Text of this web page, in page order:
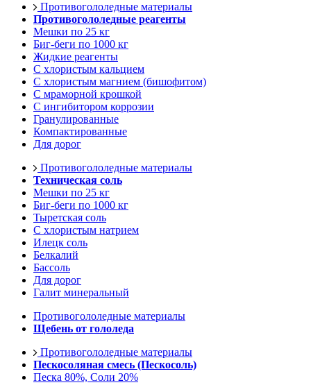
Противогололедные материалы
Противогололедные реагенты
Мешки по 25 кг
Биг-беги по 1000 кг
Жидкие реагенты
С хлористым кальцием
С хлористым магнием (бишофитом)
С мраморной крошкой
С ингибитором коррозии
Гранулированные
Компактированные
Для дорог
Противогололедные материалы
Техническая соль
Мешки по 25 кг
Биг-беги по 1000 кг
Тыретская соль
С хлористым натрием
Илецк соль
Белкалий
Бассоль
Для дорог
Галит минеральный
Противогололедные материалы
Щебень от гололеда
Противогололедные материалы
Пескосоляная смесь (Пескосоль)
Песка 80%, Соли 20%